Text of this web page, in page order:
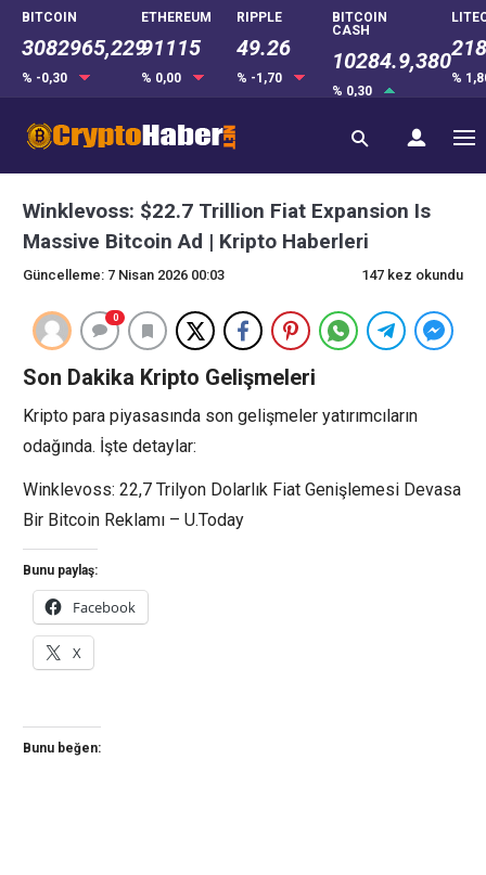
BITCOIN
3082965,229
% -0,30
ETHEREUM
91115
% 0,00
RIPPLE
49.26
% -1,70
BITCOIN
CASH
10284.9,380
% 0,30
%
Winklevoss: $22.7 Trillion Fiat Expansion Is
Massive Bitcoin Ad | Kripto Haberleri
Güncelleme: 7 Nisan 2026 00:03 147 kez okundu
0
Son Dakika Kripto Gelişmeleri
Kripto para piyasasında son gelişmeler yatırımcıların
odağında. İşte detaylar:
Winklevoss: 22,7 Trilyon Dolarlık Fiat Genişlemesi Devasa
Bir Bitcoin Reklamı – U.Today
Bunu paylaş:
Facebook
X
Bunu beğen: